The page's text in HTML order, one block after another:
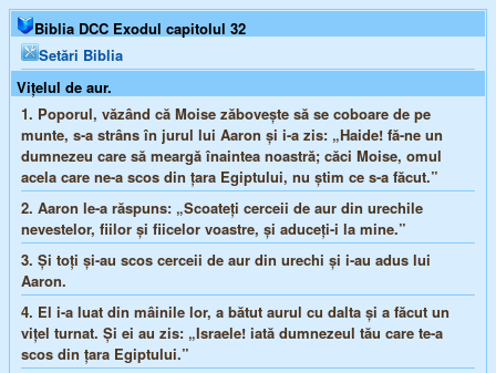
Biblia DCC Exodul capitolul 32
Setări Biblia
Viţelul de aur.
1. Poporul, văzând că Moise zăboveşte să se coboare de pe
munte, s-a strâns în jurul lui Aaron şi i-a zis: „Haide! fă-ne un
dumnezeu care să meargă înaintea noastră; căci Moise, omul
acela care ne-a scos din ţara Egiptului, nu ştim ce s-a făcut.”
2. Aaron le-a răspuns: „Scoateţi cerceii de aur din urechile
nevestelor, fiilor şi fiicelor voastre, şi aduceţi-i la mine.”
3. Şi toţi şi-au scos cerceii de aur din urechi şi i-au adus lui
Aaron.
4. El i-a luat din mâinile lor, a bătut aurul cu dalta şi a făcut un
viţel turnat. Şi ei au zis: „Israele! iată dumnezeul tău care te-a
scos din ţara Egiptului.”